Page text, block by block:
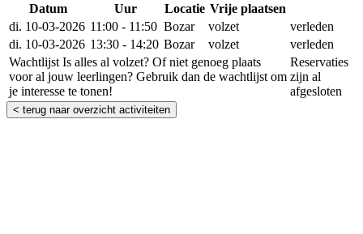
Datum Uur Locatie Vrije plaatsen
di. 10-03-2026 11:00 - 11:50 Bozar volzet
verleden
di. 10-03-2026 13:30 - 14:20 Bozar volzet
verleden
Wachtlijst Is alles al volzet? Of niet genoeg plaats
voor al jouw leerlingen? Gebruik dan de wachtlijst om
je interesse te tonen!
Reservaties
zijn al
afgesloten
< terug naar overzicht activiteiten